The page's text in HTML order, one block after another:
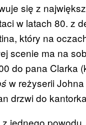
się z
w latach 80. z
który na
scenie ma na
do pana Clarka
w reżyserii Johna
drzwi do
jednego